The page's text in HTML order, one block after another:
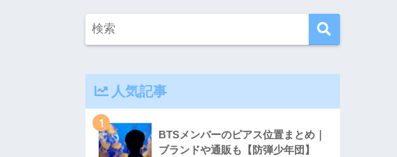
人気記事
1
BTSメンバーのピアス位置まとめ｜
ブランドや通販も【防弾少年団】